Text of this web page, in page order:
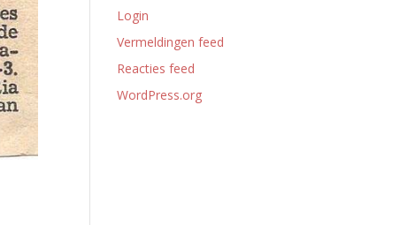
Login
Vermeldingen feed
Reacties feed
WordPress.org